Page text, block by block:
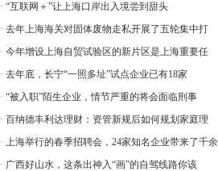
· “互联网＋”让上海口岸出入境尝到甜头
· 去年上海海关对固体废物走私开展了五轮集中打
· 今年增设上海自贸试验区的新片区是上海重要任
· 去年底，长宁“一照多址”试点企业已有18家
· “被入职”陌生企业，情节严重的将会面临刑事
· 百纳德丰利达理财：资管新规后如何规划家庭理
· 上海举行的春季招聘会，24家知名企业带来了千余
· 广西好山水，这条出神入“画”的自驾线路你该